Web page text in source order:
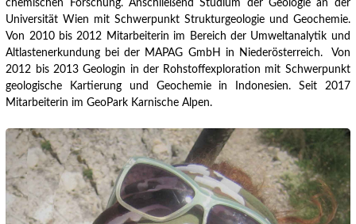
chemischen Forschung. Anschließend Studium der Geologie an der
Universität Wien mit Schwerpunkt Strukturgeologie und Geochemie.
Von 2010 bis 2012 Mitarbeiterin im Bereich der Umweltanalytik und
Altlastenerkundung bei der MAPAG GmbH in Niederösterreich.
Von
2012 bis 2013 Geologin in der Rohstoffexploration mit Schwerpunkt
geologische Kartierung und Geochemie in Indonesien. Seit 2017
Mitarbeiterin im GeoPark Karnische Alpen.